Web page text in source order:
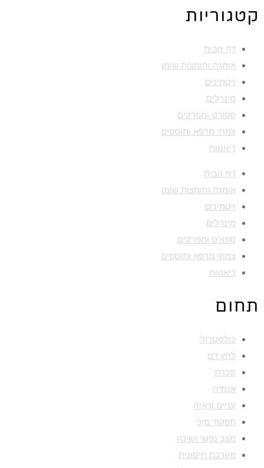
קטגוריות
דף הבית
אומגה וחומצות שומן
ויטמינים
מינרלים
ספורט ומפרקים
צמחי מרפא ותוספים
דיאטות
דף הבית
אומגה וחומצות שומן
ויטמינים
מינרלים
ספורט ומפרקים
צמחי מרפא ותוספים
דיאטות
תחום
כולסטרול
לחץ דם
סכרת
אנמיה
עניים וראיה
תפקוד מיני
מצב נפשי ושינה
מערכת חיסונית